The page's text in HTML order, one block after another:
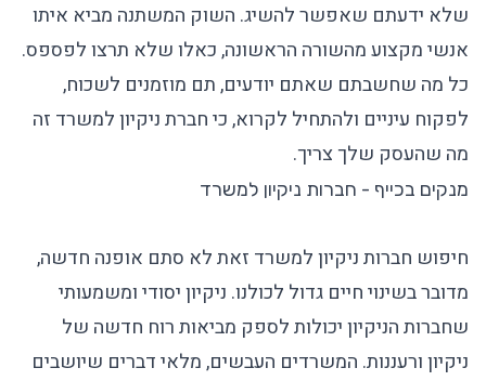
שלא ידעתם שאפשר להשיג. השוק המשתנה מביא איתו
אנשי מקצוע מהשורה הראשונה, כאלו שלא תרצו לפספס.
כל מה שחשבתם שאתם יודעים, תם מוזמנים לשכוח,
לפקוח עיניים ולהתחיל לקרוא, כיחברת ניקיון למשרד זה
מה שהעסק שלך צריך.
מנקים בכייף - חברות ניקיון למשרד
חיפוש חברות ניקיון למשרד זאת לא סתם אופנה חדשה,
מדובר בשינוי חיים גדול לכולנו. ניקיון יסודי ומשמעותי
שחברות הניקיון יכולות לספק מביאות רוח חדשה של
ניקיון ורעננות. המשרדים העבשים, מלאי דברים שיושבים